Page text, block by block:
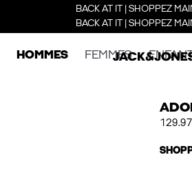
BACK AT IT | SHOPPEZ
BACK AT IT | SHOPPEZ
HOMMES FEMMES